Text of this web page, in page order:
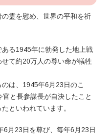
霊を慰め、世界の平和を祈
る1945年に勃発した地上戦
て約20万人の尊い命が犠牲
は、1945年6月23日のこ
と長参謀長が自決したこと
といわれています。
6月23日を尊び、毎年6月23日